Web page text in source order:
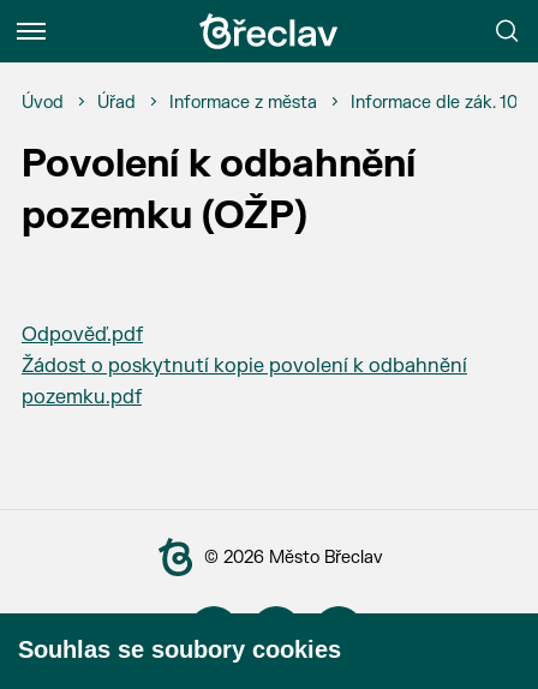
Menu
Úvod Úřad Informace z města Informace dle zák.
Povolení k odbahnění
pozemku (OŽP)
Odpověď.pdf
Žádost o poskytnutí kopie povolení k odbahnění
pozemku.pdf
© 2026 Město Břeclav
Souhlas se soubory cookies